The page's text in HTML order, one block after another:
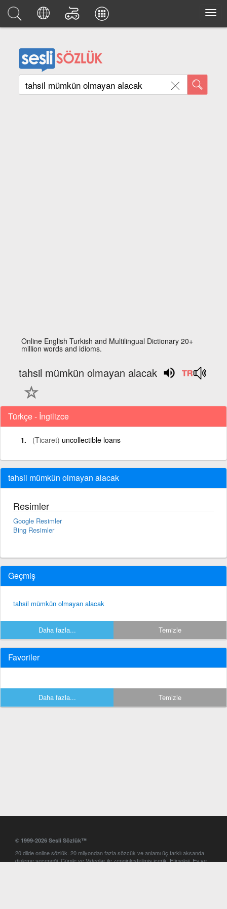
Online English Turkish and Multilingual Dictionary 20+
million words and idioms.
tahsil mümkün olmayan alacak
Türkçe - İngilizce
(Ticaret) uncollectible loans
tahsil mümkün olmayan alacak
Resimler
Google Resimler
Bing Resimler
Geçmiş
tahsil mümkün olmayan alacak
Daha fazla... Temizle
Favoriler
Daha fazla... Temizle
© 1999-2026 Sesli Sözlük™
20 dilde online sözlük. 20 milyondan fazla sözcük ve anlamı üç farklı aksanda
dinleme seçeneği. Cümle ve Videolar ile zenginleştirilmiş içerik. Etimoloji, Eş ve